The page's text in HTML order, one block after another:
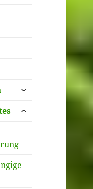
untermenü
untermenü